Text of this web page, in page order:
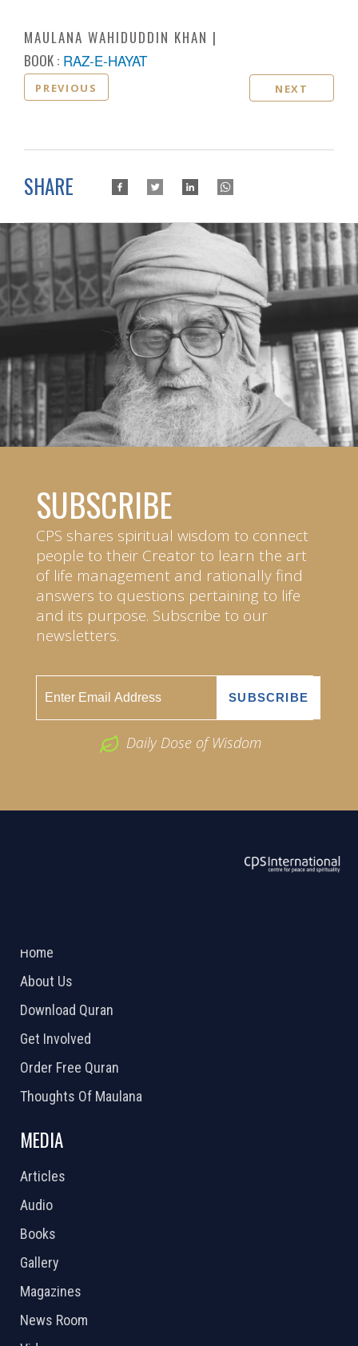
MAULANA WAHIDUDDIN KHAN
BOOK : RAZ-E-HAYAT
PREVIOUS NEXT
SHARE
SUBSCRIBE
CPS shares spiritual wisdom to connect
people to their Creator to learn the art
of life management and rationally find
answers to questions pertaining to life
and its purpose. Subscribe to our
newsletters.
Daily Dose of Wisdom
Home
About Us
Download Quran
Get Involved
Order Free Quran
Thoughts Of Maulana
MEDIA
Articles
Audio
Books
Gallery
Magazines
News Room